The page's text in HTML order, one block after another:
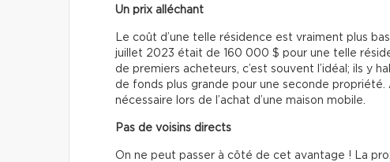
Un prix alléchant
Le coût d’une telle résidence est vraiment plus
juillet 2023 était de 160 000 $ pour une telle
de premiers acheteurs, c’est souvent l’idéal; ils y
de fonds plus grande pour une seconde
nécessaire lors de l’achat d’une maison mobile.
Pas de voisins directs
On ne peut passer à côté de cet avantage ! La